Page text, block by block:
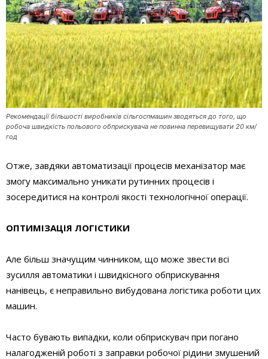
Рекомендації більшості виробників сільгоспмашин зводяться до того, що
робоча швидкість польового обприскувача не повинна перевищувати 20 км/
год
Отже, завдяки автоматизації процесів механізатор має
змогу максимально уникати рутинних процесів і
зосередитися на контролі якості технологічної операції.
ОПТИМІЗАЦІЯ ЛОГІСТИКИ
Але більш значущим чинником, що може звести всі
зусилля автоматики і швидкісного обприскування
нанівець, є неправильно вибудована логістика роботи цих
машин.
Часто бувають випадки, коли обприскувач при погано
налагодженій роботі з заправки робочої рідини змушений